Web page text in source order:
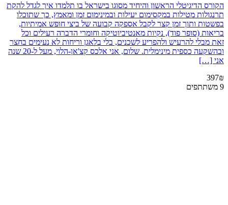
הקורס הדיגיטלי הראשון והיחיד מסוגו בישראל בו תלמדו איך לגדל להקת
תרנגולות מטילות במקסימום יעילות ובמינימום זמן ומאמץ, כך שתוכלו
בפשטות ותוך זמן קצר לקבל אספקה קבועה של ביצי חופש אמיתיות,
בריאות (סופר פוד), נקיות מאנטיביוטיקה וחומרי הדברה רעילים וכל
זאת מבלי להרעיש ולהפריע לשכנים, בלי בלאגן וריחות לא נעימים בחצר
ובהשקעה כספית מינימלית. שלום, אני אלכס קצ'אן-הלוי, מעל ל-20 שנה
אני […]
397₪
9 משתתפים